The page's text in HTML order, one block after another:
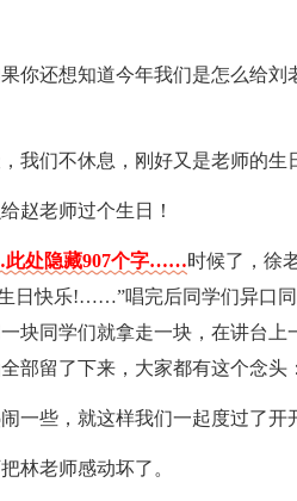
你还想知道今年我们是怎么给
我们不休息，刚好又是老师的生
赵老师过个生日！
处隐藏907个字……时候了，徐
日快乐!……”唱完后同学们异口
块同学们就拿走一块，在讲台
部留了下来，大家都有这个念头
一些，就这样我们一起度过了开
林老师感动坏了。